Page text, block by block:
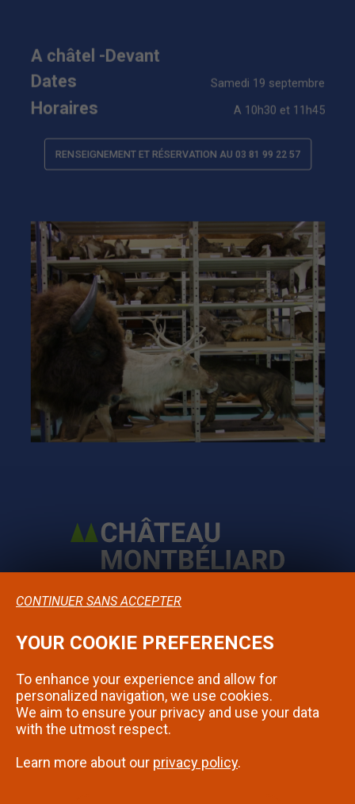
A châtel -Devant
Dates
Samedi 19 septembre
Horaires A 10h30 et 11h45
RENSEIGNEMENT ET RÉSERVATION AU 03 81 99 22 57
Mentions légales
Contact
YOUR COOKIE PREFERENCES
To enhance your experience and allow for
personalized navigation, we use cookies.
We aim to ensure your privacy and use your data
with the utmost respect.
Learn more about our privacy policy.
CONTINUER SANS ACCEPTER